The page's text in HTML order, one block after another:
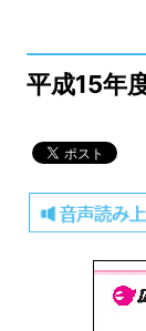
平成15年